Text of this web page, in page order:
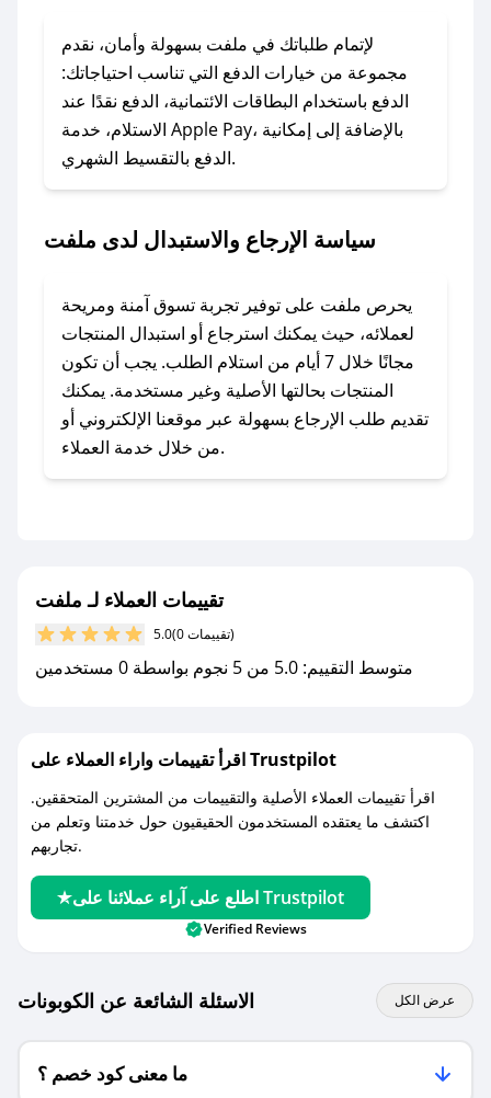
الرسائل الخاصة على تويتر أو البريد الإلكتروني،
وسنقوم بحل المشكلة في أسرع وقت ممكن.
### ماذا أفعل إذا لم أجد كود خصم لمتجري
المفضل؟
في حال عدم توفر كوبونات لمتجرك المفضل، يمكنك
أسرع وقت ممكن.
### كيف تحصل على كوبونات خصم حصرية من
ملفت؟
للحصول على كوبونات وخصومات حصرية، قم بما
يلي:
- اضغط على أيقونة متابعة لمتجر ملفت في تطبيق
صحصح.
مع صحصح، تسوق بذكاء ووفّر على كل مشترياتك مع
لإتمام طلباتك في ملفت بسهولة وأمان، نقدم
مجموعة من خيارات الدفع التي تناسب احتياجاتك:
الدفع باستخدام البطاقات الائتمانية، الدفع نقدًا عند
الاستلام، خدمة Apple Pay، بالإضافة إلى إمكانية
الدفع بالتقسيط الشهري.
سياسة الإرجاع والاستبدال لدى ملفت
يحرص ملفت على توفير تجربة تسوق آمنة ومريحة
لعملائه، حيث يمكنك استرجاع أو استبدال المنتجات
مجانًا خلال 7 أيام من استلام الطلب. يجب أن تكون
المنتجات بحالتها الأصلية وغير مستخدمة. يمكنك
تقديم طلب الإرجاع بسهولة عبر موقعنا الإلكتروني أو
من خلال خدمة العملاء.
تقييمات العملاء لـ ملفت
5.0 (0 تقييمات)
متوسط التقييم: 5.0 من 5 نجوم بواسطة 0 مستخدمين
اقرأ تقييمات واراء العملاء على Trustpilot
اقرأ تقييمات العملاء الأصلية والتقييمات من المشترين المتحققين.
اكتشف ما يعتقده المستخدمون الحقيقيون حول خدمتنا وتعلم من
تجاربهم.
اطلع على آراء عملائنا على Trustpilot
Verified Reviews
الاسئلة الشائعة عن الكوبونات عرض الكل
ما معنى كود خصم ؟